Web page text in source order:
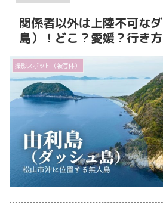
関係者以外は上陸不可な
島）！どこ？愛媛？行き
撮影スポット（被写体）